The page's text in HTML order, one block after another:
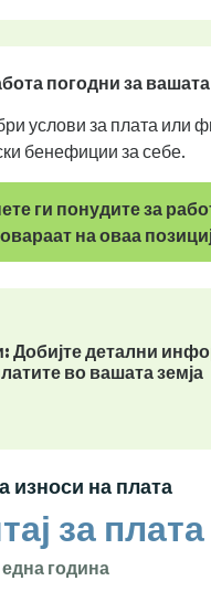
погодни за
услови за плата или
бенефиции за себе.
ги понудите за
на оваа
Добијте детални
во вашата земја
износи на плата
за плата
една година